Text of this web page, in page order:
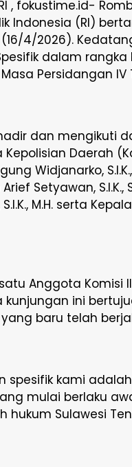
, fokustime.id-
Indonesia (RI)
4/2026).
dalam
Masa Persidangan
dan mengikuti
Kepolisian Daerah
Widjanarko,
Setyawan, S.I.K.,
M.H. serta
Anggota Komisi
kunjungan ini
yang baru telah
spesifik kami
mulai berlaku
hukum Sulawesi